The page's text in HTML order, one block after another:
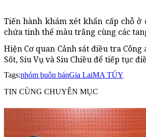
Tiến hành khám xét khẩn cấp chỗ
chứa tinh thể màu trắng cùng các
Hiện Cơ quan Cảnh sát điều tra
Sốt, Siu Vụ và Siu Chiều để tiếp tục
Tags:nhóm buôn bánGia LaiMA TÚY
TIN CÙNG CHUYÊN MỤC